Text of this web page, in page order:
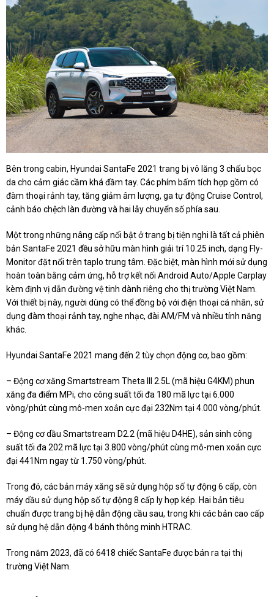
Bên trong cabin, Hyundai SantaFe 2021 trang bị vô lăng 3 chấu bọc
da cho cảm giác cầm khá đầm tay. Các phím bấm tích hợp gồm có
đàm thoại rảnh tay, tăng giảm âm lượng, ga tự động Cruise Control,
cảnh báo chệch làn đường và hai lẫy chuyển số phía sau.
Một trong những nâng cấp nổi bật ở trang bị tiện nghi là tất cả phiên
bản SantaFe 2021 đều sở hữu màn hình giải trí 10.25 inch, dạng Fly-
Monitor đặt nổi trên taplo trung tâm. Đặc biệt, màn hình mới sử dụng
hoàn toàn bằng cảm ứng, hỗ trợ kết nối Android Auto/Apple Carplay
kèm định vị dẫn đường vệ tinh dành riêng cho thị trường Việt Nam.
Với thiết bị này, người dùng có thể đồng bộ với điện thoại cá nhân, sử
dụng đàm thoại rảnh tay, nghe nhạc, đài AM/FM và nhiều tính năng
khác.
Hyundai SantaFe 2021 mang đến 2 tùy chọn động cơ, bao gồm:
– Động cơ xăng Smartstream Theta III 2.5L (mã hiệu G4KM) phun
xăng đa điểm MPi, cho công suất tối đa 180 mã lực tại 6.000
vòng/phút cùng mô-men xoắn cực đại 232Nm tại 4.000 vòng/phút.
– Động cơ dầu Smartstream D2.2 (mã hiệu D4HE), sản sinh công
suất tối đa 202 mã lực tại 3.800 vòng/phút cùng mô-men xoắn cực
đại 441Nm ngay từ 1.750 vòng/phút.
Trong đó, các bản máy xăng sẽ sử dụng hộp số tự động 6 cấp, còn
máy dầu sử dụng hộp số tự động 8 cấp ly hợp kép. Hai bản tiêu
chuẩn được trang bị hệ dẫn động cầu sau, trong khi các bản cao cấp
sử dụng hệ dẫn động 4 bánh thông minh HTRAC.
Trong năm 2023, đã có 6418 chiếc SantaFe được bán ra tại thị
trường Việt Nam.